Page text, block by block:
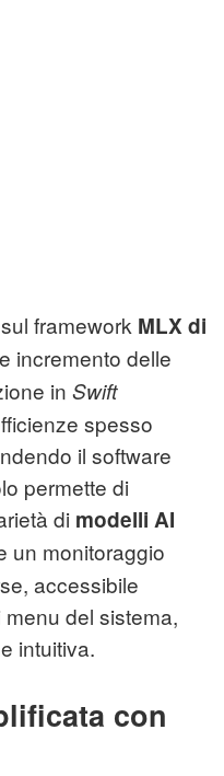
framework MLX di
incremento delle
in Swift
spesso
il software
permette di
di modelli AI
un monitoraggio
accessibile
del sistema,
intuitiva.
con